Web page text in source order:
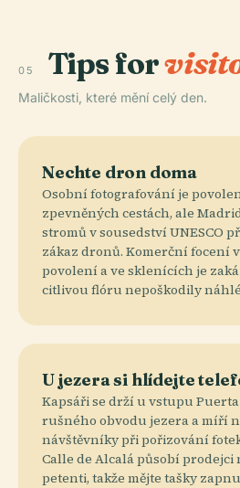
05 Tips for
Maličkosti, které mění celý den.
Nechte dron doma
Osobní fotografování je
zpevněných cestách, ale
stromů v sousedství UNESCO
zákaz dronů. Komerční focení
povolení a ve sklenících je
citlivou flóru nepoškodily
U jezera si hlídejte
Kapsáři se drží u vstupu
rušného obvodu jezera a míří
návštěvníky při pořizování
Calle de Alcalá působí
petenti, takže mějte tašky